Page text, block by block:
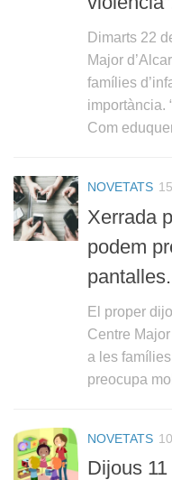
Dimarts 22
Major
famílies
importància.
Com
NOVETATS
Xerrada
podem
El proper
Centre
a les
preocupa
NOVETATS
Dijous